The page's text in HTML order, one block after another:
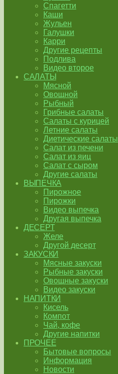
Спагетти
Каши
Жульен
Галушки
Карри
Другие рецепты
Подлива
Видео второе
САЛАТЫ
Мясной
Овощной
Рыбный
Грибные салаты
Салаты с курицей
Летние салаты
Диетические салаты
Салат из печени
Салат из яиц
Салат с сыром
Другие салаты
ВЫПЕЧКА
Пирожное
Пирожки
Видео выпечка
Другая выпечка
ДЕСЕРТ
Желе
Другой десерт
ЗАКУСКИ
Мясные закуски
Рыбные закуски
Овощные закуски
Видео закуски
НАПИТКИ
Кисель
Компот
Чай, кофе
Другие напитки
ПРОЧЕЕ
Бытовые вопросы
Информация
Новости